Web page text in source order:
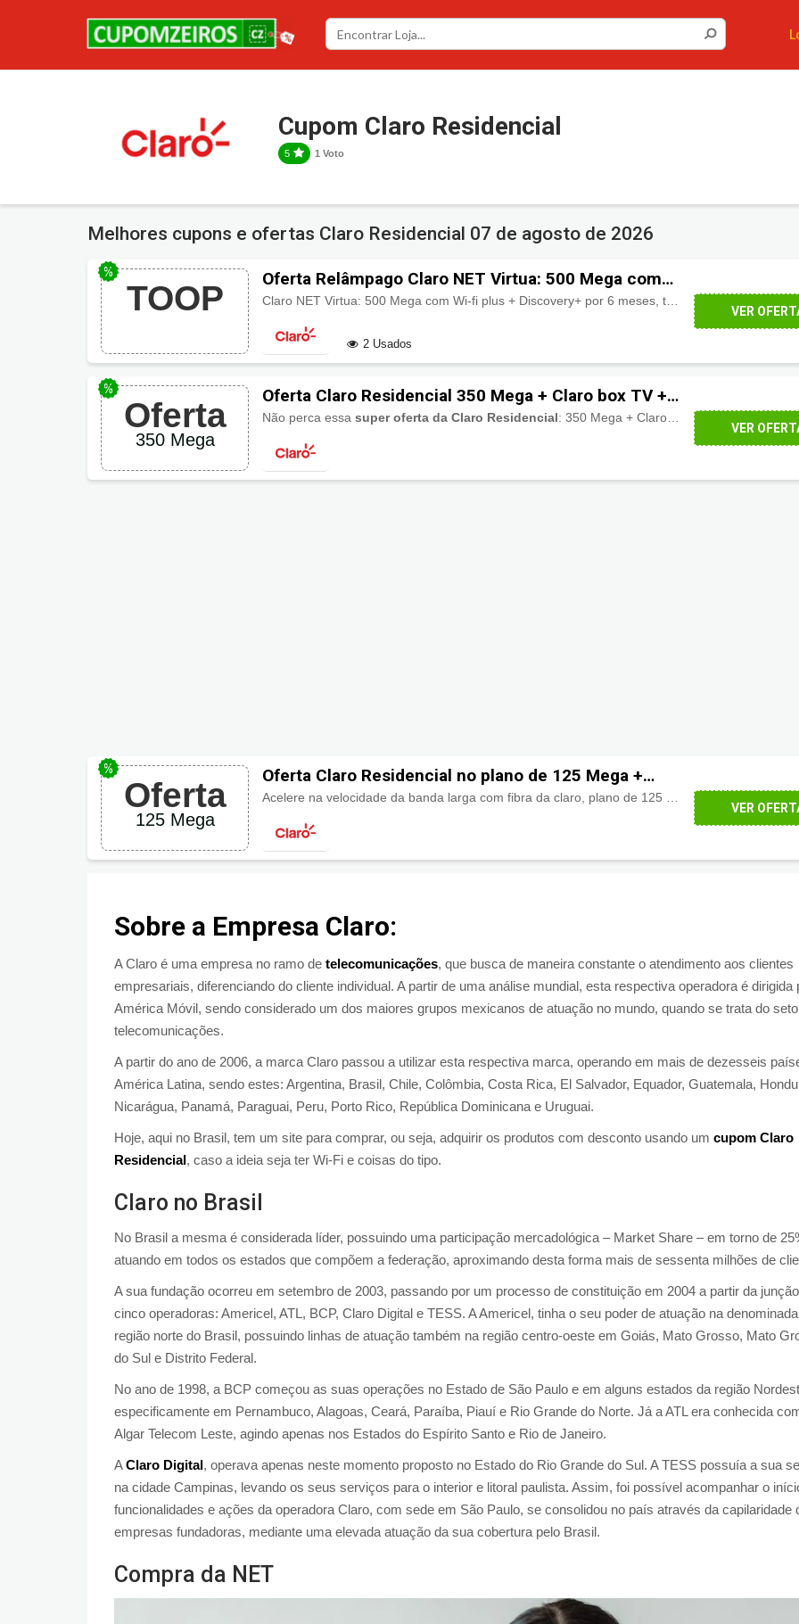
Cupom Claro Residencial
5 1 Voto
Melhores cupons e ofertas Claro Residencial 07 de agosto de 2026
TOOP
Oferta Relâmpago Claro NET Virtua: 500 Mega com
Wi-fi plus + Discovery+
2 Usados
VER
Oferta
350 Mega
Oferta Claro Residencial 350 Mega + Claro box TV +
Paramount + Discovery+
Não perca essasuper oferta da Claro Residencial: 350 Mega + Claro box TV + Paramount + Discovery+
VER
Oferta
125 Mega
Oferta Claro Residencial no plano de 125 Mega +
13GB
VER
Sobre a Empresa Claro:
A Claro é uma empresa no ramo de telecomunicações, que busca de maneira constante o atendimento aos clientes
empresariais, diferenciando do cliente individual. A partir de uma análise mundial, esta respectiva operadora é dirigida
América Móvil, sendo considerado um dos maiores grupos mexicanos de atuação no mundo, quando se trata do
telecomunicações.
A partir do ano de 2006, a marca Claro passou a utilizar esta respectiva marca, operando em mais de dezesseis
América Latina, sendo estes: Argentina, Brasil, Chile, Colômbia, Costa Rica, El Salvador, Equador, Guatemala,
Nicarágua, Panamá, Paraguai, Peru, Porto Rico, República Dominicana e Uruguai.
Hoje, aqui no Brasil, tem um site para comprar, ou seja, adquirir os produtos com desconto usando um cupom Claro
Residencial, caso a ideia seja ter Wi-Fi e coisas do tipo.
Claro no Brasil
No Brasil a mesma é considerada líder, possuindo uma participação mercadológica – Market Share – em torno de
atuando em todos os estados que compõem a federação, aproximando desta forma mais de sessenta milhões de
A sua fundação ocorreu em setembro de 2003, passando por um processo de constituição em 2004 a partir da
cinco operadoras: Americel, ATL, BCP, Claro Digital e TESS. A Americel, tinha o seu poder de atuação na denominada
região norte do Brasil, possuindo linhas de atuação também na região centro-oeste em Goiás, Mato Grosso, Mato
do Sul e Distrito Federal.
No ano de 1998, a BCP começou as suas operações no Estado de São Paulo e em alguns estados da região
especificamente em Pernambuco, Alagoas, Ceará, Paraíba, Piauí e Rio Grande do Norte. Já a ATL era conhecida
Algar Telecom Leste, agindo apenas nos Estados do Espírito Santo e Rio de Janeiro.
AClaro Digital, operava apenas neste momento proposto no Estado do Rio Grande do Sul. A TESS possuía a sua
na cidade Campinas, levando os seus serviços para o interior e litoral paulista. Assim, foi possível acompanhar o
funcionalidades e ações da operadora Claro, com sede em São Paulo, se consolidou no país através da capilaridade
empresas fundadoras, mediante uma elevada atuação da sua cobertura pelo Brasil.
Compra da NET